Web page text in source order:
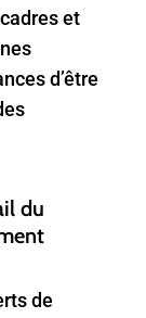
et
d’être
du
de